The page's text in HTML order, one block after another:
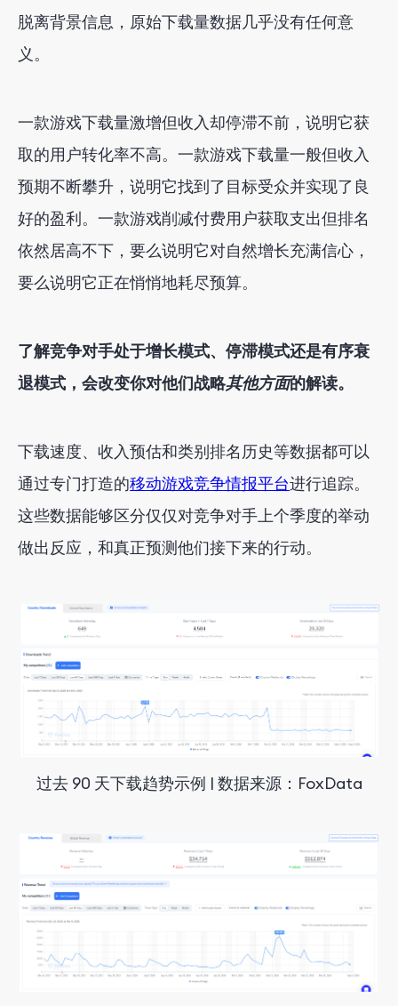
脱离背景信息，原始下载量数据几乎没有任何意
义。
一款游戏下载量激增但收入却停滞不前，说明它获
取的用户转化率不高。一款游戏下载量一般但收入
预期不断攀升，说明它找到了目标受众并实现了良
好的盈利。一款游戏削减付费用户获取支出但排名
依然居高不下，要么说明它对自然增长充满信心，
要么说明它正在悄悄地耗尽预算。
了解竞争对手处于增长模式、停滞模式还是有序衰
退模式，会改变你对他们战略其他方面的解读。
下载速度、收入预估和类别排名历史等数据都可以
通过专门打造的移动游戏竞争情报平台进行追踪。
这些数据能够区分仅仅对竞争对手上个季度的举动
做出反应，和真正预测他们接下来的行动。
过去 90 天下载趋势示例 | 数据来源：FoxData